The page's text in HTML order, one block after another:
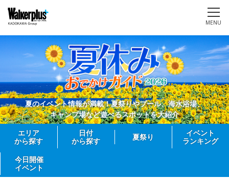
MENU
夏のイベント情報が満載！夏祭りやプール、海水浴場、
キャンプ場など遊べるスポットを大紹介
エリア
から探す
日付
から探す
夏祭り
イベント
ランキング
今日開催
イベント